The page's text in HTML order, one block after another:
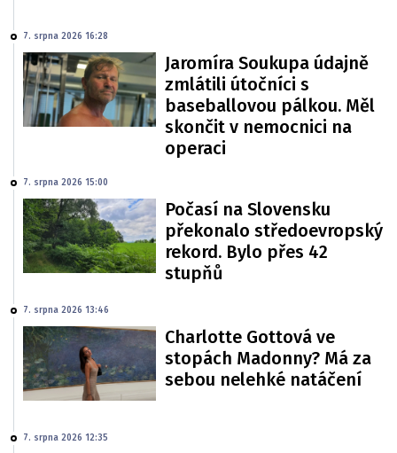
7. srpna 2026 16:28
Jaromíra Soukupa údajně
zmlátili útočníci s
baseballovou pálkou. Měl
skončit v nemocnici na
operaci
7. srpna 2026 15:00
Počasí na Slovensku
překonalo středoevropský
rekord. Bylo přes 42
stupňů
7. srpna 2026 13:46
Charlotte Gottová ve
stopách Madonny? Má za
sebou nelehké natáčení
7. srpna 2026 12:35